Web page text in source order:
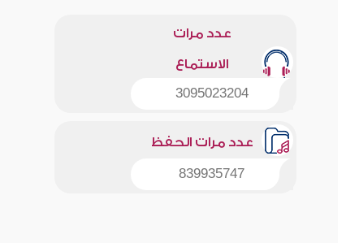
عدد مرات
الاستماع
3095023204
عدد مرات الحفظ
839935747